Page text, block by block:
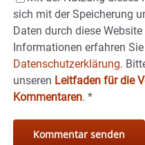
sich mit der Speicherung
Daten durch diese
Informationen erfahren
Datenschutzerklärung.
unseren Leitfaden für die
Kommentaren. *